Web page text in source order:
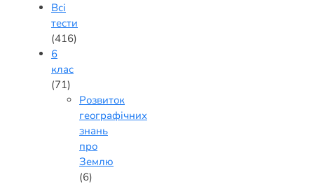
Всі
тести
(416)
6
клас
(71)
Розвиток
географічних
знань
про
Землю
(6)